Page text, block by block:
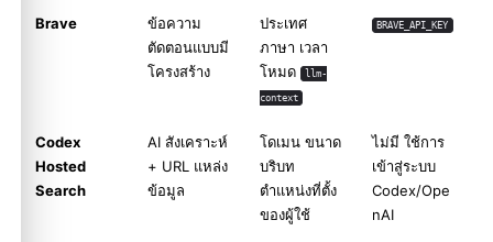
Brave
ข้อความ
ตัดตอนแบบมี
โครงสร้าง
ประเทศ
ภาษา เวลา
โหมด
llm-
context
BRAVE_API_KEY
Codex
Hosted
Search
AI สังเคราะห์
+ URL แหล่ง
ข้อมูล
โดเมน ขนาด
บริบท
ตำแหน่งที่ตั้ง
ของผู้ใช้
ไม่มี ใช้การ
เข้าสู่ระบบ
Codex/Ope
nAI